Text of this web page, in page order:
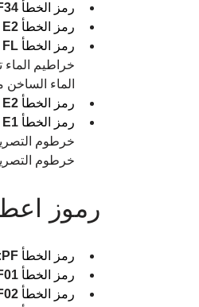
رمز الخطأ
رمز الخطأ E2
رمز الخطأ FL
خراطيم الماء
الماء
رمز الخطأ E2
رمز الخطأ E1
خرطوم
خرطوم
رموز
رمز الخطأ PF
رمز الخطأ
رمز الخطأ